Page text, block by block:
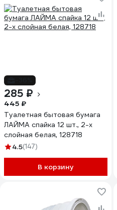
285 ₽
445 ₽
Туалетная бытовая бумага
ЛАЙМА спайка 12 шт., 2-х
слойная белая, 128718
4.5(147)
В корзину